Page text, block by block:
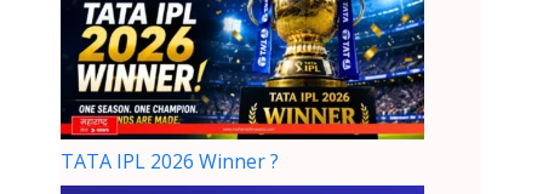
TATA IPL 2026 Winner ?